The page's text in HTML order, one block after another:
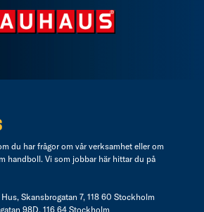
du har frågor om vår verksamhet eller om
handboll. Vi som jobbar här hittar du på
Skansbrogatan 7, 118 60 Stockholm
98D, 116 64 Stockholm